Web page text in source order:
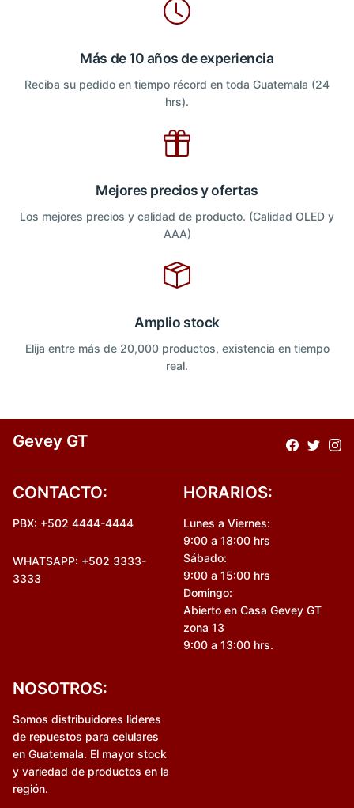
Más de 10 años de experiencia
Reciba su pedido en tiempo récord en toda Guatemala (24
hrs).
Mejores precios y ofertas
Los mejores precios y calidad de producto. (Calidad OLED y
AAA)
Amplio stock
Elija entre más de 20,000 productos, existencia en tiempo
real.
Gevey GT
CONTACTO:
PBX: +502 4444-4444
WHATSAPP: +502 3333-
3333
HORARIOS:
Lunes a Viernes:
9:00 a 18:00 hrs
Sábado:
9:00 a 15:00 hrs
Domingo:
Abierto en Casa Gevey GT
zona 13
9:00 a 13:00 hrs.
NOSOTROS:
Somos distribuidores líderes
de repuestos para celulares
en Guatemala. El mayor stock
y variedad de productos en la
región.